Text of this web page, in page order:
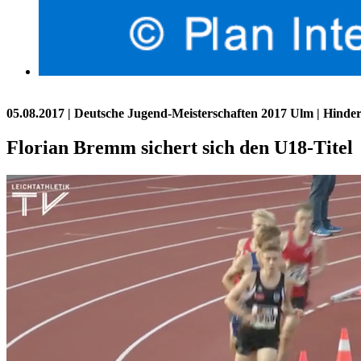
05.08.2017 | Deutsche Jugend-Meisterschaften 2017 Ulm |
Florian Bremm sichert sich den U18-Titel